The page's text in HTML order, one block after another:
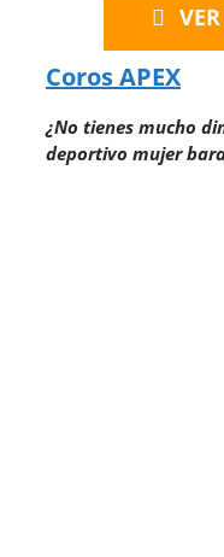
Coros APEX
¿No tienes mucho
deportivo mujer